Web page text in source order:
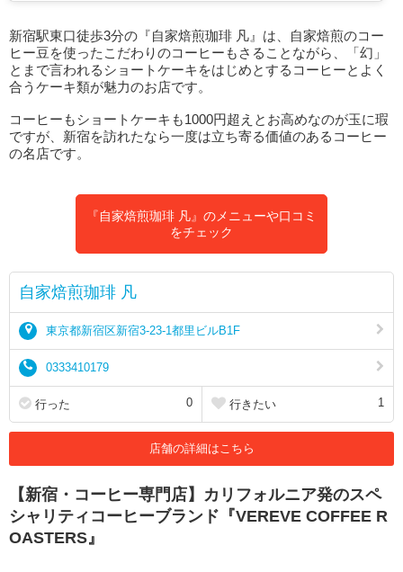
新宿駅東口徒歩3分の『自家焙煎珈琲 凡』は、自家焙煎のコー
ヒー豆を使ったこだわりのコーヒーもさることながら、「幻」
とまで言われるショートケーキをはじめとするコーヒーとよく
合うケーキ類が魅力のお店です。
コーヒーもショートケーキも1000円超えとお高めなのが玉に瑕
ですが、新宿を訪れたなら一度は立ち寄る価値のあるコーヒー
の名店です。
『自家焙煎珈琲 凡』のメニューや口コミ
をチェック
自家焙煎珈琲 凡
東京都新宿区新宿3-23-1都里ビルB1F
0333410179
行った 0 行きたい 1
店舗の詳細はこちら
【新宿・コーヒー専門店】カリフォルニア発のスペ
シャリティコーヒーブランド『VEREVE COFFEE R
OASTERS』